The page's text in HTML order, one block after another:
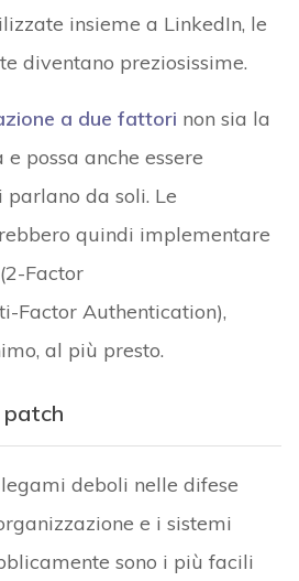
insieme a LinkedIn, le
diventano preziosissime.
a due fattori non sia la
possa anche essere
da soli. Le
quindi implementare
Factor
Factor Authentication),
al più presto.
patch
deboli nelle difese
e i sistemi
sono i più facili